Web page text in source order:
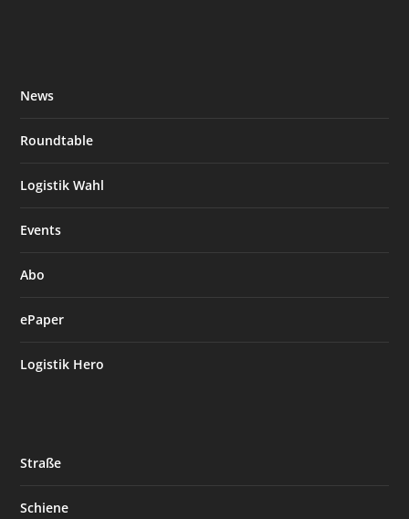
News
Roundtable
Logistik Wahl
Events
Abo
ePaper
Logistik Hero
Straße
Schiene